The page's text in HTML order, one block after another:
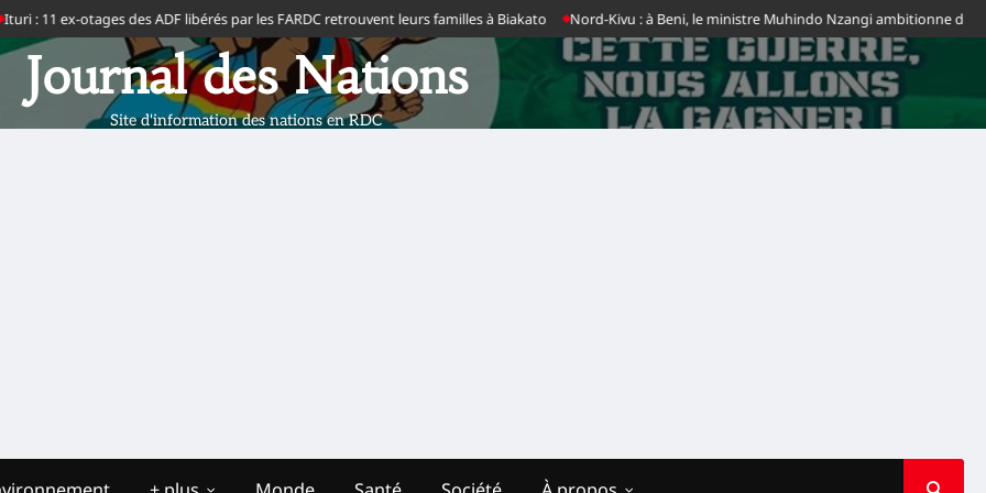
: 11 ex-otages des ADF libérés par les FARDC retrouvent leurs familles à Biakato Nord-Kivu : à Beni, le ministre Muhindo Nzangi ambitionne de faire
Journal des Nations
Site d'information des nations en RDC